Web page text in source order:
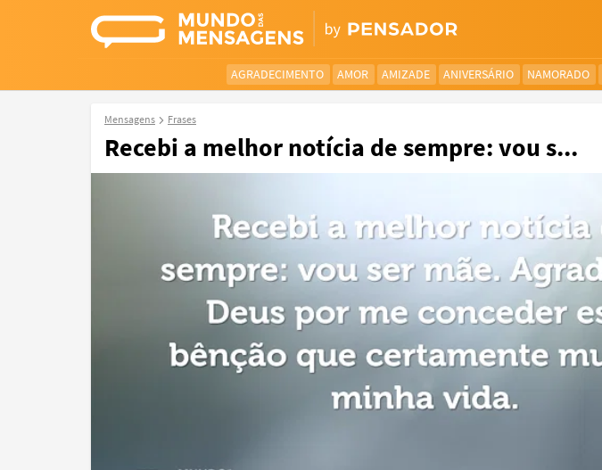
AGRADECIMENTO AMOR AMIZADE ANIVERSÁRIO NAMORADO
Mensagens Frases
Recebi a melhor notícia de sempre: vou s...